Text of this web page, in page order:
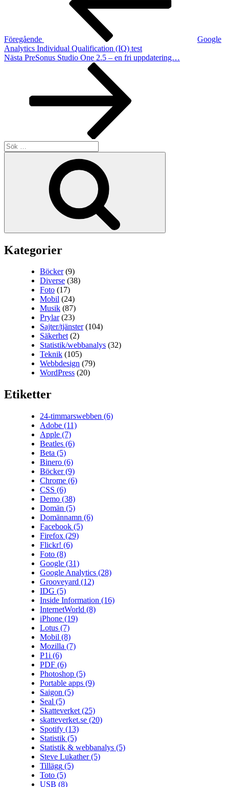
Föregående
Google
Analytics Individual Qualification (IQ) test
Nästa
Nästa PreSonus Studio One 2.5 – en fri uppdatering…
Sök
efter:
Kategorier
Böcker(9)
Diverse (38)
Foto (17)
Mobil (24)
Musik (87)
Prylar(23)
Sajter/tjänster(104)
Säkerhet(2)
Statistik/webbanalys (32)
Teknik (105)
Webbdesign (79)
WordPress (20)
Etiketter
24-timmarswebben (6)
Adobe (11)
Apple (7)
Beatles (6)
Beta (5)
Binero (6)
Böcker(9)
Chrome (6)
CSS (6)
Demo (38)
Domän (5)
Domännamn (6)
Facebook (5)
Firefox (29)
Flickr! (6)
Foto (8)
Google (31)
Google Analytics (28)
Grooveyard (12)
IDG (5)
Inside Information (16)
InternetWorld (8)
iPhone (19)
Lotus (7)
Mobil (8)
Mozilla (7)
P1i (6)
PDF (6)
Photoshop (5)
Portable apps (9)
Saigon (5)
Seal (5)
Skatteverket (25)
skatteverket.se (20)
Spotify (13)
Statistik (5)
Statistik & webbanalys (5)
Steve Lukather(5)
Tillägg (5)
Toto (5)
USB (8)